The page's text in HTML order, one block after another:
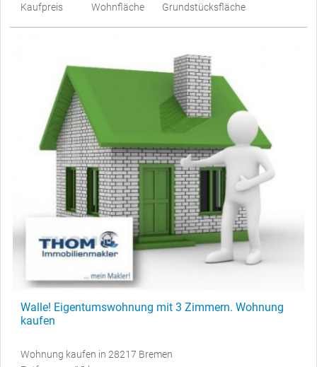
Kaufpreis
Wohnfläche
Grundstücksfläche
Walle! Eigentumswohnung mit 3 Zimmern. Wohnung
kaufen
Wohnung kaufen in 28217 Bremen